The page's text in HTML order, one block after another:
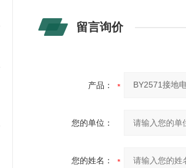
留言询价
产品：
您的单位：
您的姓名：